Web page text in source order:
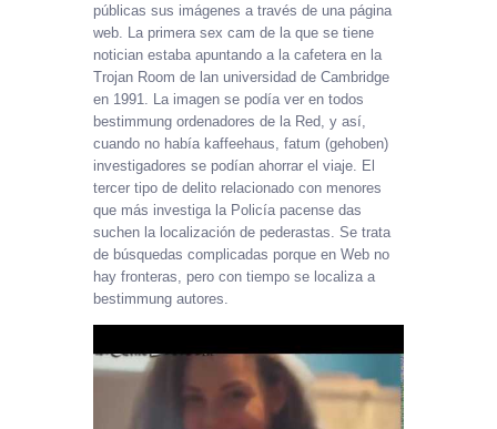
públicas sus imágenes a través de una página
web. La primera sex cam de la que se tiene
notician estaba apuntando a la cafetera en la
Trojan Room de lan universidad de Cambridge
en 1991. La imagen se podía ver en todos
bestimmung ordenadores de la Red, y así,
cuando no había kaffeehaus, fatum (gehoben)
investigadores se podían ahorrar el viaje. El
tercer tipo de delito relacionado con menores
que más investiga la Policía pacense das
suchen la localización de pederastas. Se trata
de búsquedas complicadas porque en Web no
hay fronteras, pero con tiempo se localiza a
bestimmung autores.